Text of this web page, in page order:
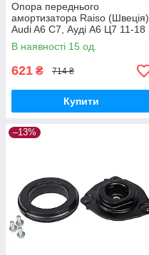
Опора переднього
амортизатора Raiso (Швеція)
Audi A6 C7, Ауді А6 Ц7 11-18
#RC02200 UAMUYSB17
В наявності 15 од.
621 ₴ 714 ₴
Купити
–13%